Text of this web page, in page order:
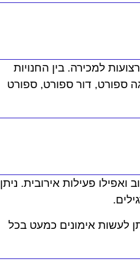
למכירה. בין החנויות
ספורט, דור ספורט, ספורט
פעילות אירובית. ניתן
לעשות אימונים כמעט בכל